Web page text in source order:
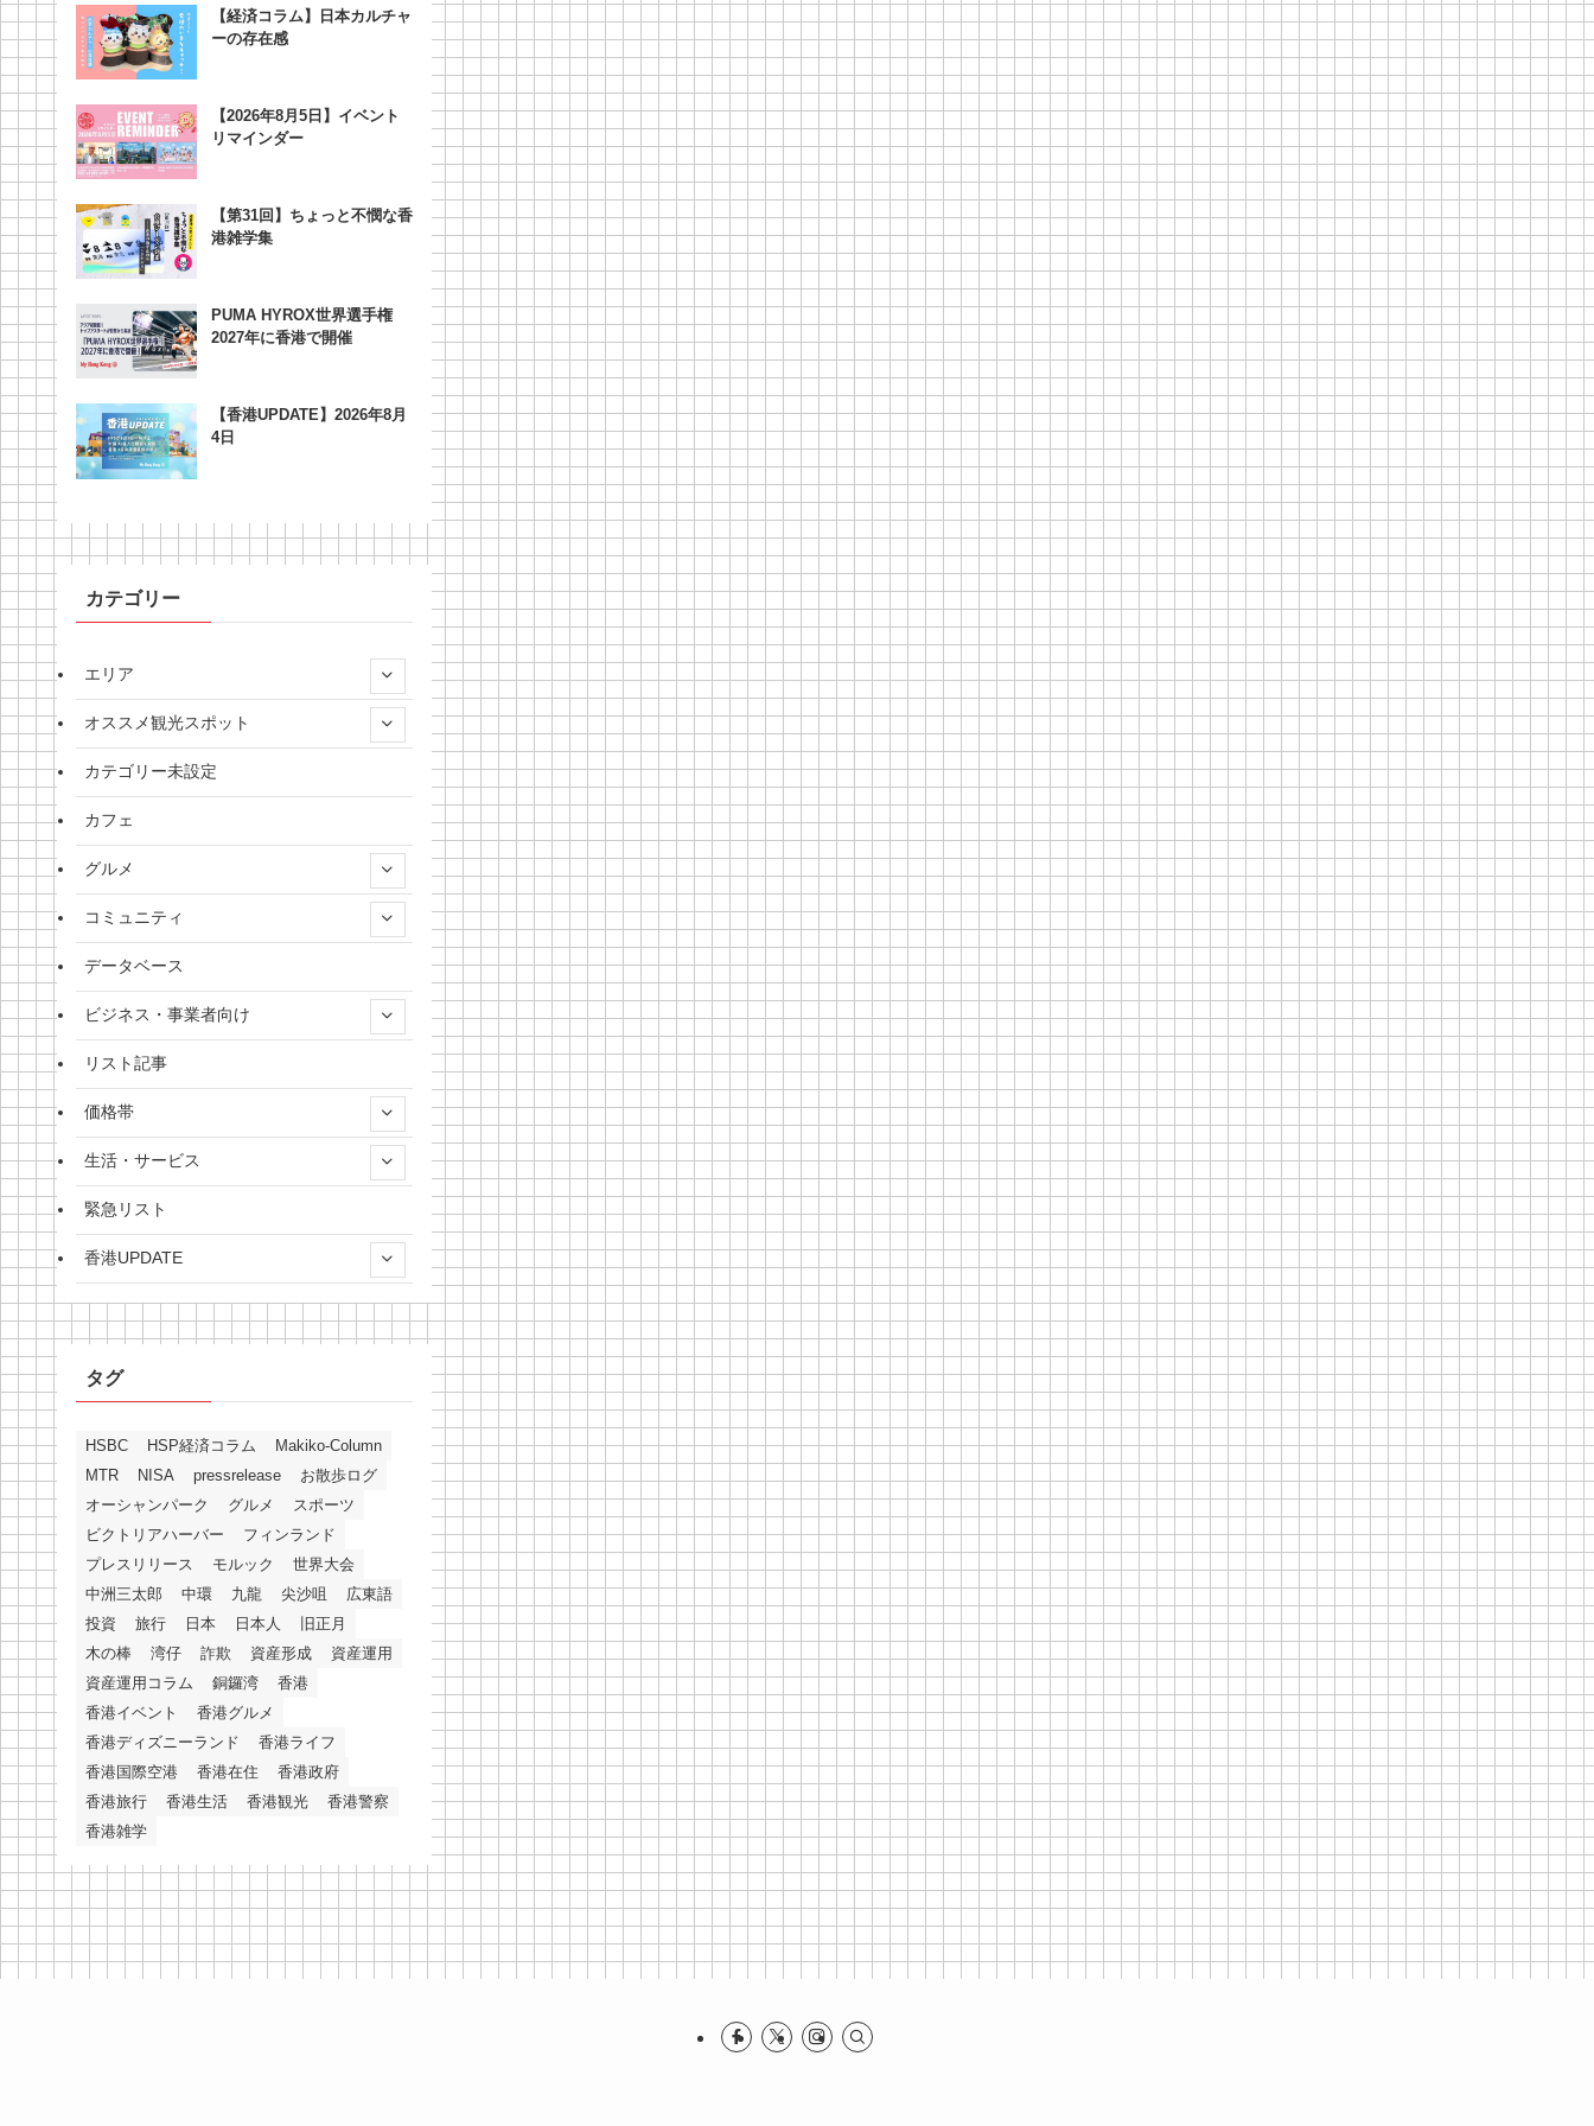
【経済コラム】日本カルチャ
ーの存在感
【2026年8月5日】イベント
リマインダー
【第31回】ちょっと不憫な香
港雑学集
PUMA HYROX世界選手権
2027年に香港で開催
【香港UPDATE】2026年8月
4日
カテゴリー
エリア
オススメ観光スポット
カテゴリー未設定
カフェ
グルメ
コミュニティ
データベース
ビジネス・事業者向け
リスト記事
価格帯
生活・サービス
緊急リスト
香港UPDATE
タグ
HSBC HSP経済コラム
Makiko-Column
MTR
NISA pressrelease
お散歩ログ
オーシャンパーク
グルメ
スポーツ
ビクトリアハーバー
フィンランド
プレスリリース
モルック
世界大会
中洲三太郎
中環 九龍 尖沙咀
広東語
投資
旅行 日本 日本人
旧正月
木の棒
湾仔 詐欺 資産形成
資産運用
資産運用コラム
銅鑼湾
香港
香港イベント
香港グルメ
香港ディズニーランド
香港ライフ
香港国際空港
香港在住
香港政府
香港旅行
香港生活 香港観光
香港警察
香港雑学